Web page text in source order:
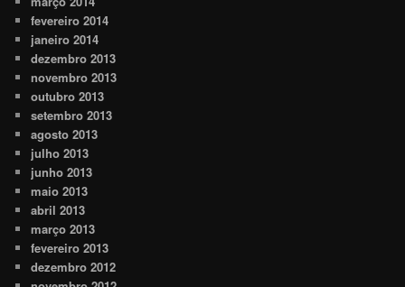
fevereiro 2014
janeiro 2014
dezembro 2013
novembro 2013
outubro 2013
setembro 2013
agosto 2013
julho 2013
junho 2013
maio 2013
abril 2013
março 2013
fevereiro 2013
dezembro 2012